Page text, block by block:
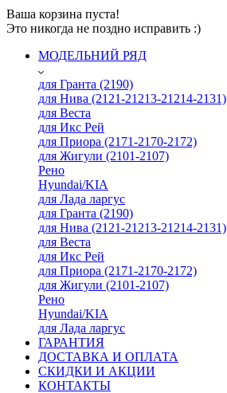
Ваша корзина пуста!
Это никогда не поздно исправить :)
МОДЕЛЬНИЙ РЯД
для Гранта (2190)
для Нива (2121-21213-21214-2131)
для Веста
для Икс Рей
для Приора (2171-2170-2172)
для Жигули (2101-2107)
Рено
Hyundai/KIA
для Лада ларгус
для Гранта (2190)
для Нива (2121-21213-21214-2131)
для Веста
для Икс Рей
для Приора (2171-2170-2172)
для Жигули (2101-2107)
Рено
Hyundai/KIA
для Лада ларгус
ГАРАНТИЯ
ДОСТАВКА И ОПЛАТА
СКИДКИ И АКЦИИ
КОНТАКТЫ